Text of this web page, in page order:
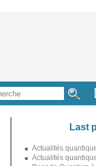
Last
Actualités
Actualités